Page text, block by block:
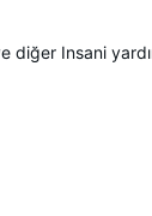
diğer Insani